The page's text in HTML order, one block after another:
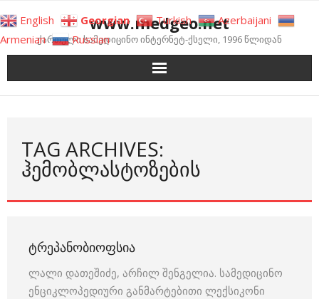
to
content
www.medgeo.net
ქართული სამედიცინო ინტერნეტ-ქსელი, 1996 წლიდან
TAG ARCHIVES:
ᲰᲔᲛᲝᲑᲚᲐᲡᲢᲝᲖᲔᲑᲘᲡ
ᲢᲠᲔᲞᲐᲜᲝᲑᲘᲝᲤᲡᲘᲐ
ლალი დათეშიძე, არჩილ შენგელია. სამედიცინო
ენციკლოპედიური განმარტებითი ლექსიკონი
English Georgian Turkish
Azerbaijani
Armenian
Russian